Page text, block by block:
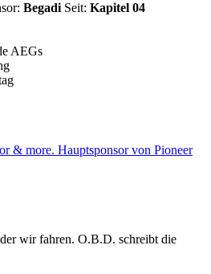
Begadi Seit: Kapitel 04
AEGs
wir fahren. O.B.D. schreibt die